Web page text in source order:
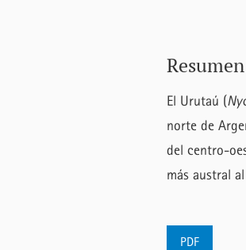
Resumen
El Urutaú (
norte de
del centro-
más austral
PDF